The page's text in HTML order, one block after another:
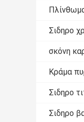
Σιδηρο
σκόνη
Κράμα
Σιδηρο
Σιδηρο